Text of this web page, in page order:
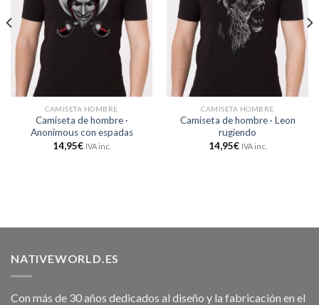
CAMISETA HOMBRE
Camiseta de hombre ·
Anonimous con espadas
14,95€ IVA inc.
CAMISETA HOMBRE
Camiseta de hombre · Leon
rugiendo
14,95€ IVA inc.
NATIVEWORLD.ES
Con más de 30 años dedicados al diseño y la fabricación en el